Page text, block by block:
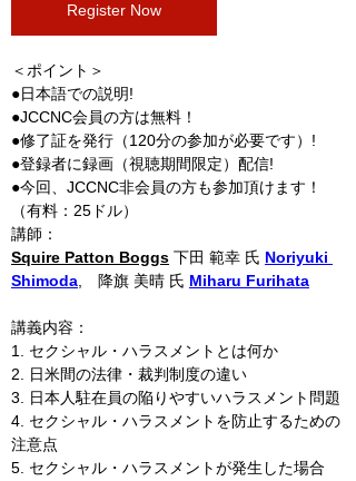
Register Now
＜ポイント＞
●日本語での説明!
●JCCNC会員の方は無料！
●修了証を発行（120分の参加が必要です）!
●登録者に録画（視聴期間限定）配信!
●今回、JCCNC非会員の方も参加頂けます！
（有料：25ドル）
講師：
Squire Patton Boggs 下田 範幸 氏 Noriyuki
Shimoda ,　降旗 美晴 氏 Miharu Furihata
講義内容：
1. セクシャル・ハラスメントとは何か
2. 日米間の法律・裁判制度の違い
3. 日本人駐在員の陥りやすいハラスメント問題
4. セクシャル・ハラスメントを防止するための
注意点
5. セクシャル・ハラスメントが発生した場合